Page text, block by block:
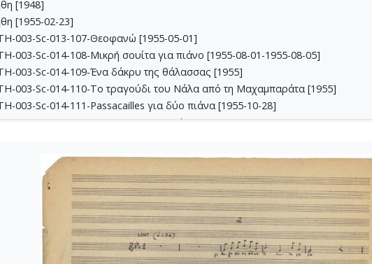
[1948]
[1955-02-23]
003-Sc-013-107-Θεοφανώ [1955-05-01]
003-Sc-014-108-Μικρή σουίτα για πιάνο [1955-08-01-1955-08-05]
003-Sc-014-109-Ένα δάκρυ της θάλασσας [1955]
003-Sc-014-110-Το τραγούδι του Νάλα από τη Μαχαμπαράτα [1955]
003-Sc-014-111-Passacailles για δύο πιάνα [1955-10-28]
003-Sc-014-112-Suite No 1 pour orchestre et piano [1949-1955]
003-Sc-015-114-Η Μάννα, Πάνω σε ποίημα του Διονυσίου Σολωμού,
003-Sc-016-115-Suite No 2 [1956]
003-Sc-016-116-Quartet - Κουαρτέτο εγχόρδων [1954-1956]
003-Sc-016-117-Ill met by moonlight [1957-01-25]
003-Sc-016-118-Ο Κύκλος [1957-02-09]
003-Sc-017-119-Oι Πέντε Ναύτες [1957-06-18]
003-Sc-017-120-Honeymoon [1957-10-15-1957-11-10]